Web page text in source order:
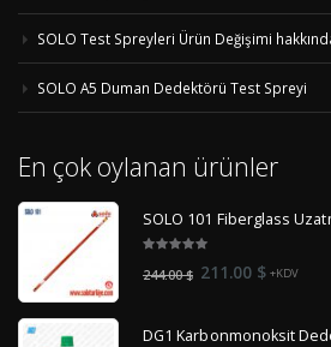
SOLO Test Spreyleri Ürün Değişimi
SOLO A5 Duman Dedektörü Test Spreyi
En çok oylanan ürünler
SOLO 101 Fiberglass
of 5
244.00$ Orijinal
244.00 $.
211.00 $Şu
fiyat:
+KDV
DG1 Karbonmonoksit